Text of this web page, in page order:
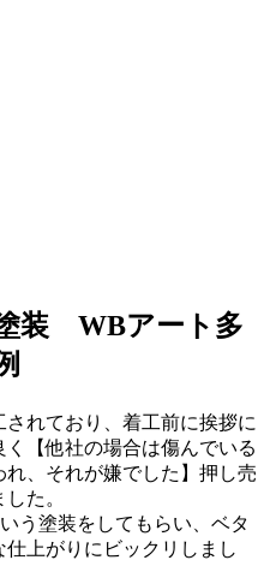
装 WBアート多
れており、着工前に挨拶に
【他社の場合は傷んでいる
、それが嫌でした】押し売
た。
う塗装をしてもらい、ベタ
上がりにビックリしまし